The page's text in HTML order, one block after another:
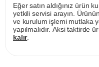
Eğer satın aldığınız ürün
yetkili servisi arayın.
ve kurulum işlemi mutlaka
yapılmalıdır. Aksi taktirde
kalır.